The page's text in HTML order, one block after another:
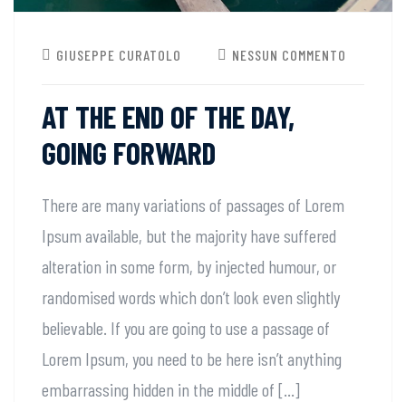
GIUSEPPE CURATOLO NESSUN COMMENTO
AT THE END OF THE DAY,
GOING FORWARD
There are many variations of passages of Lorem
Ipsum available, but the majority have suffered
alteration in some form, by injected humour, or
randomised words which don’t look even slightly
believable. If you are going to use a passage of
Lorem Ipsum, you need to be here isn’t anything
embarrassing hidden in the middle of […]